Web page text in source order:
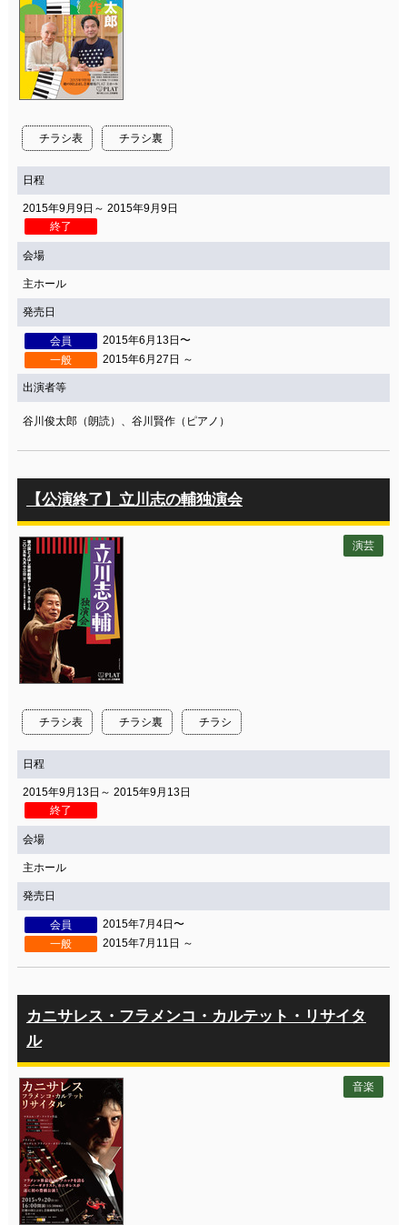
チラシ表 チラシ裏
日程
2015年9月9日～ 2015年9月9日
終了
会場
主ホール
発売日
会員
2015年6月13日〜
一般
2015年6月27日 ～
出演者等
谷川俊太郎（朗読）、谷川賢作（ピアノ）
【公演終了】立川志の輔独演会
チラシ表 チラシ裏 チラシ
演芸
日程
2015年9月13日～ 2015年9月13日
終了
会場
主ホール
発売日
会員
2015年7月4日〜
一般
2015年7月11日 ～
カニサレス・フラメンコ・カルテット・リサイタ
ル
音楽